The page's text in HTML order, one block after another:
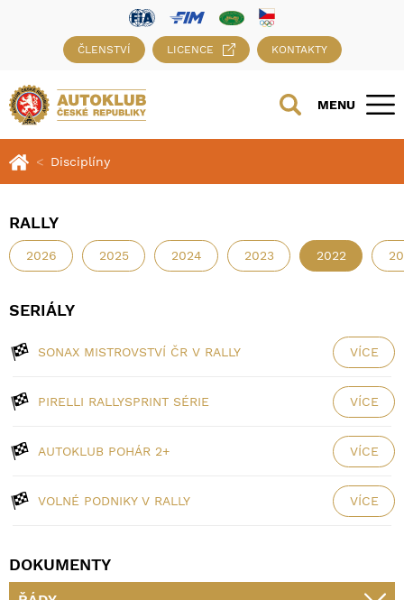
ČLENSTVÍ LICENCE KONTAKTY
MENU
Disciplíny
RALLY
2026 2025 2024 2023 2022
SERIÁLY
SONAX MISTROVSTVÍ ČR V RALLY VÍCE
PIRELLI RALLYSPRINT SÉRIE VÍCE
AUTOKLUB POHÁR 2+ VÍCE
VOLNÉ PODNIKY V RALLY VÍCE
DOKUMENTY